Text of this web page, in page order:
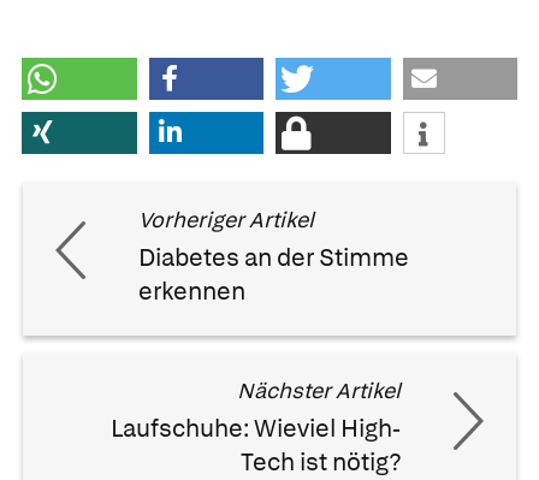
Vorheriger Artikel
Diabetes an der Stimme
erkennen
Nächster Artikel
Laufschuhe: Wieviel High-
Tech ist nötig?